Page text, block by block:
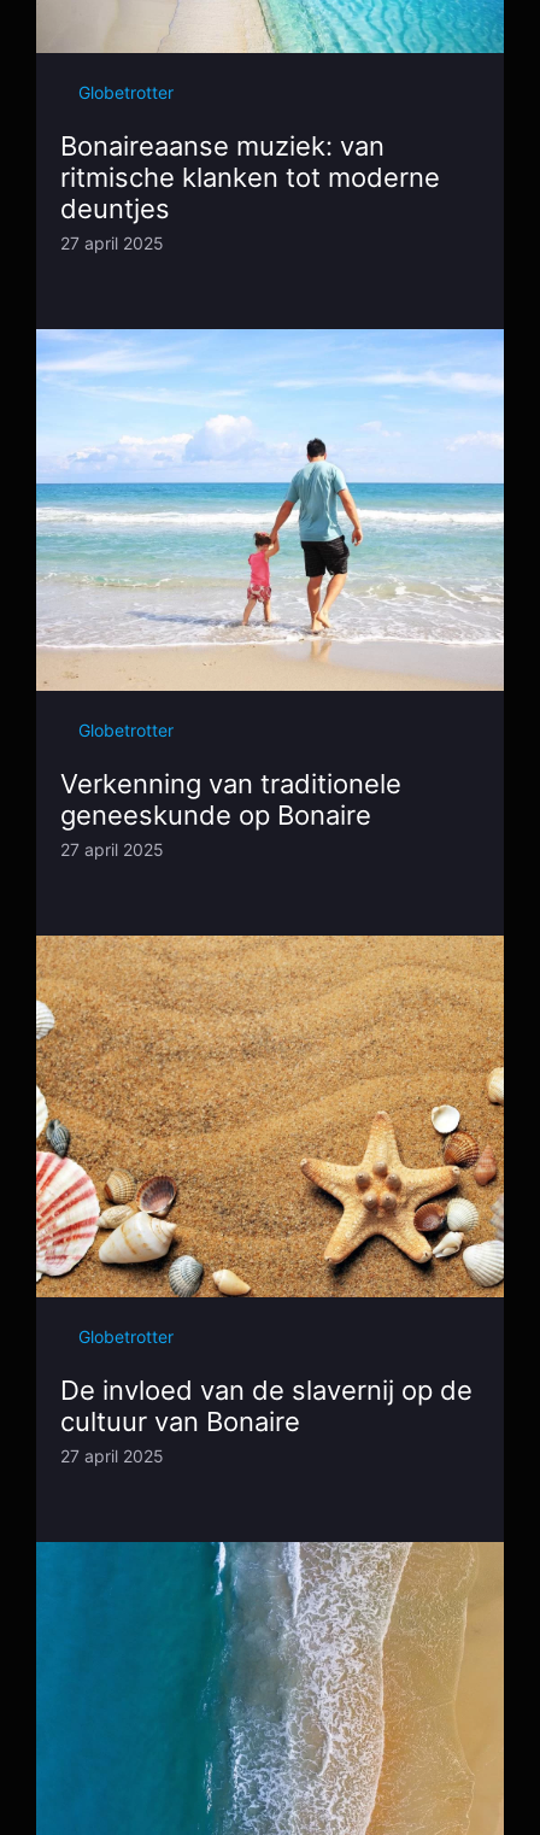
Globetrotter
Bonaireaanse muziek: van
ritmische klanken tot moderne
deuntjes
27 april 2025
Globetrotter
Verkenning van traditionele
geneeskunde op Bonaire
27 april 2025
Globetrotter
De invloed van de slavernij op de
cultuur van Bonaire
27 april 2025